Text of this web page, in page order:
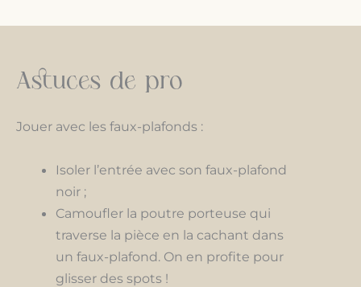
Astuces de pro
Jouer avec les faux-plafonds :
Isoler l’entrée avec son faux-plafond
noir ;
Camoufler la poutre porteuse qui
traverse la pièce en la cachant dans
un faux-plafond. On en profite pour
glisser des spots !